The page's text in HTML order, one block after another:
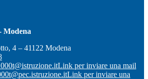
Modena
4 – 41122 Modena
Link per inviare una mail
Link per inviare una